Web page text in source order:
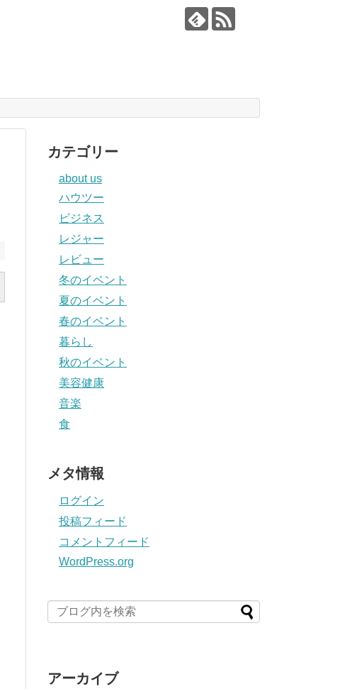
カテゴリー
about us
ハウツー
ビジネス
レジャー
レビュー
冬のイベント
夏のイベント
春のイベント
暮らし
秋のイベント
美容健康
音楽
食
メタ情報
ログイン
投稿フィード
コメントフィード
WordPress.org
アーカイブ